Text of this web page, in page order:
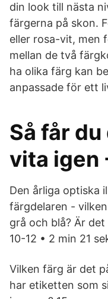
din look till nästa
färgerna på skon.
eller rosa-vit, men
mellan de två
ha olika färg kan
anpassade för ett
Så får
vita igen
Den årliga optiska
färgdelaren -
grå och blå? Är
10-12 • 2 min 21
Vilken färg är det
har etiketten som